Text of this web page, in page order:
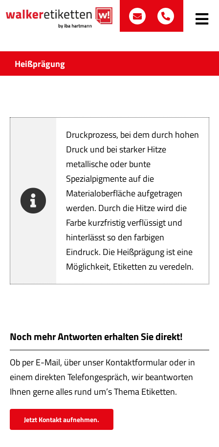
Inhalt
post@walker-
+49Toggle
Jobs
Heißprägung
Druckprozess, bei dem durch hohen
Druck und bei starker Hitze
metallische oder bunte
Spezialpigmente auf die
Materialoberfläche aufgetragen
werden. Durch die Hitze wird die
Farbe kurzfristig verflüssigt und
hinterlässt so den farbigen
Eindruck. Die Heißprägung ist eine
Möglichkeit, Etiketten zu veredeln.
Noch mehr Antworten erhalten Sie direkt!
Ob per E-Mail, über unser Kontaktformular oder in
einem direkten Telefongespräch, wir beantworten
Ihnen gerne alles rund um’s Thema Etiketten.
Jetzt Kontakt aufnehmen.